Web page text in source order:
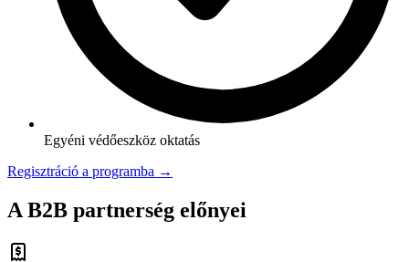
Egyéni védőeszköz oktatás
Regisztráció a programba →
A B2B partnerség előnyei